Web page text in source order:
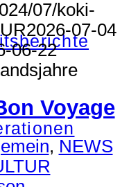
07/koki-
2026-07-04
06-22
Voyage
, NEWS